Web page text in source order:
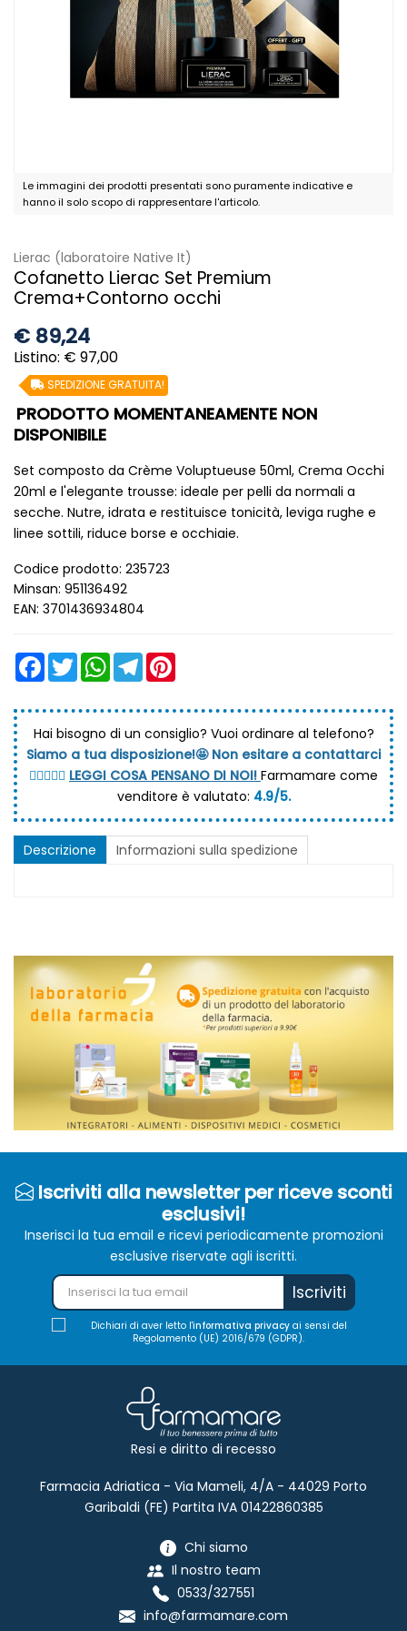
Le immagini dei prodotti presentati sono puramente indicative e
hanno il solo scopo di rappresentare l'articolo.
Lierac (laboratoire Native It)
Cofanetto Lierac Set Premium
Crema+Contorno occhi
€ 89,24
Listino: € 97,00
SPEDIZIONE GRATUITA!
PRODOTTO MOMENTANEAMENTE NON
DISPONIBILE
Set composto da Crème Voluptueuse 50ml, Crema Occhi
20ml e l'elegante trousse: ideale per pelli da normali a
secche. Nutre, idrata e restituisce tonicità, leviga rughe e
linee sottili, riduce borse e occhiaie.
Codice prodotto: 235723
Minsan: 951136492
EAN: 3701436934804
Facebook
Twitter WhatsAppTelegram
Hai bisogno di un consiglio? Vuoi ordinare al telefono?
Siamo a tua disposizione!🤩 Non esitare a contattarci
💆🏼‍♀️👩‍⚕️ LEGGI COSA PENSANO DI NOI! Farmamare come
venditore è valutato: 4.9/5.
Descrizione Informazioni sulla spedizione
Iscriviti alla newsletter per riceve sconti
esclusivi!
Inserisci la tua email e ricevi periodicamente promozioni
esclusive riservate agli iscritti.
Iscriviti
Dichiari di aver letto l'informativa privacyai sensi del
Regolamento (UE) 2016/679 (GDPR).
Resi e diritto di recesso
Farmacia Adriatica - Via Mameli, 4/A - 44029 Porto
Garibaldi (FE) Partita IVA 01422860385
Chi siamo
Il nostro team
0533/327551
info@farmamare.com